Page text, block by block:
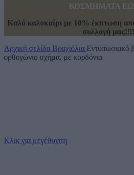
ΚΟΣΜΗΜΑΤΑ
Καλό καλοκαίρι με 10% έκπτωση
συλλογή
Αρχική σελίδα Βραχιόλια Εντυπωσιακό
ορθογώνιο σχήμα, με κορδόνια
Κλικ για μεγέθυνση